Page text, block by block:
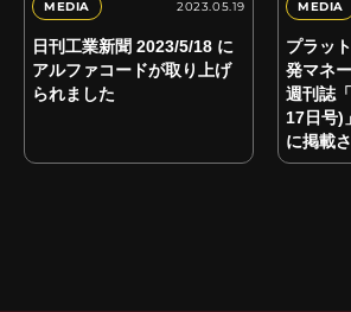
MEDIA 2023.05.19
日刊工業新聞 2023/5/18 に
アルファコードが取り上げ
られました
MEDIA
プラッ
発マネ
週刊誌
17日号)
に掲載